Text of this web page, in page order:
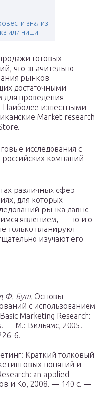
анализ
или ниши
готовых
что значительно
рынков
достаточными
для проведения
Наиболее известными
Market research
исследования с
компаний
различных сфер
для которых
рынка давно
явлением, — но и о
только планируют
изучают его
Ф. Буш. Основы
с использованием
Marketing Research:
— М.: Вильямс, 2005. —
6.
Краткий толковый
понятий и
an applied
и Ко, 2008. — 140 с. —